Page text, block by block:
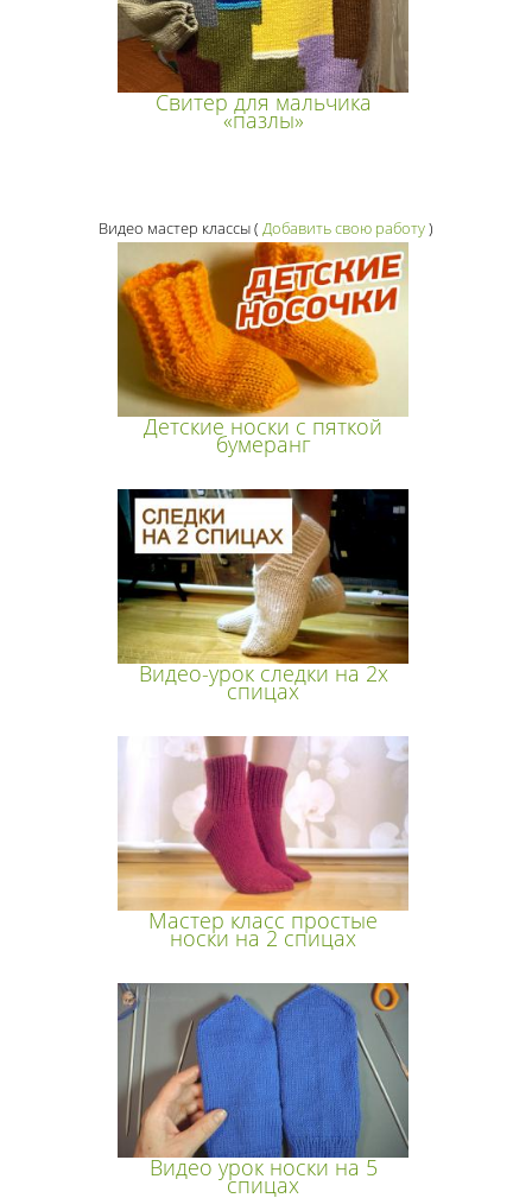
Свитер для мальчика
«пазлы»
Видео мастер классы( Добавить свою работу)
Детские носки с пяткой
бумеранг
Видео-урок следки на 2х
спицах
Мастер класс простые
носки на 2 спицах
Видео урок носки на 5
спицах